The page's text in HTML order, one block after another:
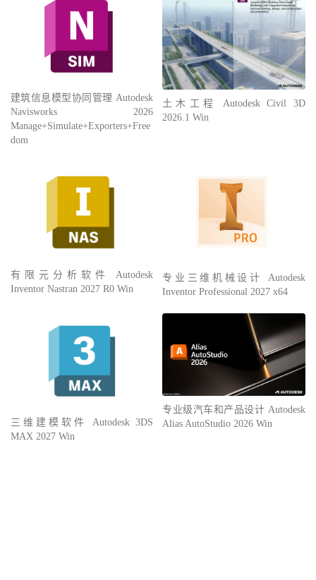
建筑信息模型协同管理 Autodesk
Navisworks 2026
Manage+Simulate+Exporters+Free
dom
土木工程 Autodesk Civil 3D
2026.1 Win
有限元分析软件 Autodesk
Inventor Nastran 2027 R0 Win
专业三维机械设计 Autodesk
Inventor Professional 2027 x64
三维建模软件 Autodesk 3DS
MAX 2027 Win
专业级汽车和产品设计 Autodesk
Alias AutoStudio 2026 Win